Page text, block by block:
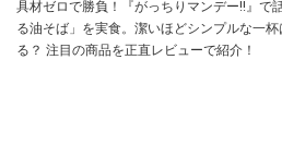
具材ゼロで勝負！『がっちりマンデー!!』で
る油そば」を実食。潔いほどシンプルな一
る？ 注目の商品を正直レビューで紹介！